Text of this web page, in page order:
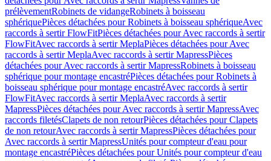
prélèvementRobinets de vidangeRobinets à boisseau
sphériquePièces détachées pour Robinets à boisseau sphériqueAvec
raccords à sertir FlowFitPièces détachées pour Avec raccords à sertir
FlowFitAvec raccords à sertir MeplaPièces détachées pour Avec
raccords à sertir MeplaAvec raccords à sertir MapressPièces
détachées pour Avec raccords à sertir MapressRobinets à boisseau
sphérique pour montage encastréPièces détachées pour Robinets à
boisseau sphérique pour montage encastréAvec raccords à sertir
FlowFitAvec raccords à sertir MeplaAvec raccords à sertir
MapressPièces détachées pour Avec raccords à sertir MapressAvec
raccords filetésClapets de non retourPièces détachées pour Clapets
de non retourAvec raccords à sertir MapressPièces détachées pour
Avec raccords à sertir MapressUnités pour compteur d'eau pour
montage encastréPièces détachées pour Unités pour compteur d'eau